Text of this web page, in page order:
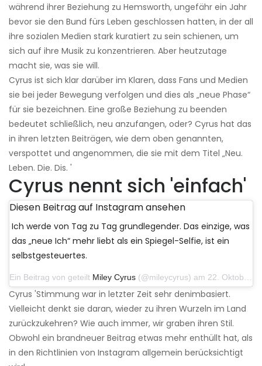
während ihrer Beziehung zu Hemsworth, ungefähr ein Jahr
bevor sie den Bund fürs Leben geschlossen hatten, in der all
ihre sozialen Medien stark kuratiert zu sein schienen, um
sich auf ihre Musik zu konzentrieren. Aber heutzutage
macht sie, was sie will.
Cyrus ist sich klar darüber im Klaren, dass Fans und Medien
sie bei jeder Bewegung verfolgen und dies als „neue Phase“
für sie bezeichnen. Eine große Beziehung zu beenden
bedeutet schließlich, neu anzufangen, oder? Cyrus hat das
in ihren letzten Beiträgen, wie dem oben genannten,
verspottet und angenommen, die sie mit dem Titel „Neu.
Leben. Die. Dis. '
Cyrus nennt sich 'einfach'
Diesen Beitrag auf Instagram ansehen
Ich werde von Tag zu Tag grundlegender. Das einzige, was
das „neue Ich“ mehr liebt als ein Spiegel-Selfie, ist ein
selbstgesteuertes.
Ein Beitrag von geteilt Miley Cyrus (@mileycyrus) am 22. Oktober 2019 um 11:39 Uhr PDT
Cyrus 'Stimmung war in letzter Zeit sehr denimbasiert.
Vielleicht denkt sie daran, wieder zu ihren Wurzeln im Land
zurückzukehren? Wie auch immer, wir graben ihren Stil.
Obwohl ein brandneuer Beitrag etwas mehr enthüllt hat, als
in den Richtlinien von Instagram allgemein berücksichtigt